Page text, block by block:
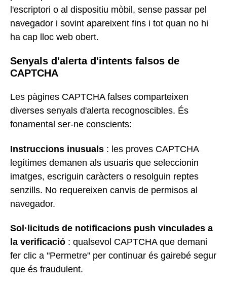
l'escriptori o al dispositiu mòbil, sense passar pel
navegador i sovint apareixent fins i tot quan no hi
ha cap lloc web obert.
Senyals d'alerta d'intents falsos de
CAPTCHA
Les pàgines CAPTCHA falses comparteixen
diverses senyals d'alerta recognoscibles. És
fonamental ser-ne conscients:
Instruccions inusuals : les proves CAPTCHA
legítimes demanen als usuaris que seleccionin
imatges, escriguin caràcters o resolguin reptes
senzills. No requereixen canvis de permisos al
navegador.
Sol·licituds de notificacions push vinculades a
la verificació : qualsevol CAPTCHA que demani
fer clic a "Permetre" per continuar és gairebé segur
que és fraudulent.